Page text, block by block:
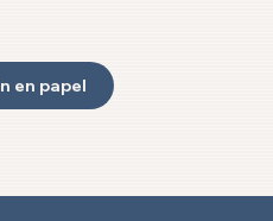
en papel